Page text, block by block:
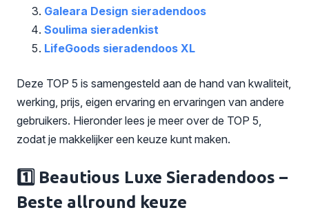
Galeara Design sieradendoos
Soulima sieradenkist
LifeGoods sieradendoos XL
Deze TOP 5 is samengesteld aan de hand van kwaliteit,
werking, prijs, eigen ervaring en ervaringen van andere
gebruikers. Hieronder lees je meer over de TOP 5,
zodat je makkelijker een keuze kunt maken.
1️⃣ Beautious Luxe Sieradendoos –
Beste allround keuze